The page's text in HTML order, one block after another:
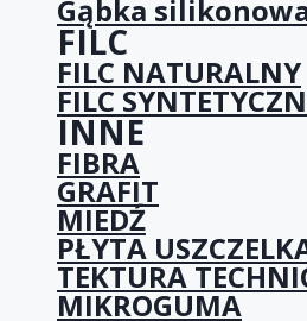
Gąbka
FILC
FILC NATURALNY
FILC
INNE
FIBRA
GRAFIT
MIEDŹ
PŁYTA
TEKTURA
MIKROGUMA